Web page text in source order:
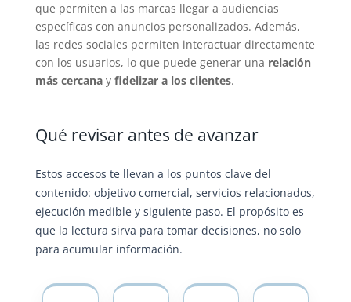
que permiten a las marcas llegar a audiencias
específicas con anuncios personalizados. Además,
las redes sociales permiten interactuar directamente
con los usuarios, lo que puede generar una relación
más cercanay fidelizar a los clientes.
Qué revisar antes de avanzar
Estos accesos te llevan a los puntos clave del
contenido: objetivo comercial, servicios relacionados,
ejecución medible y siguiente paso. El propósito es
que la lectura sirva para tomar decisiones, no solo
para acumular información.